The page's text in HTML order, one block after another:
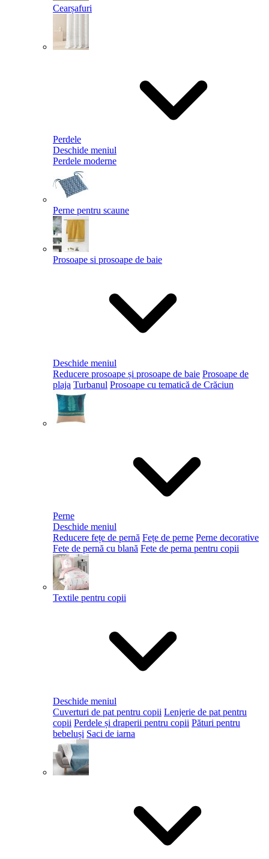
Cearșafuri
Perdele
Deschide meniul
Perdele moderne
Perne pentru scaune
Prosoape si prosoape de baie
Deschide meniul
Reducere prosoape și prosoape de baie Prosoape de
plaja Turbanul Prosoape cu tematică de Crăciun
Perne
Deschide meniul
Reducere fețe de pernă Fețe de perne Perne decorative
Fete de pernă cu blană Fete de perna pentru copii
Textile pentru copii
Deschide meniul
Cuverturi de pat pentru copii Lenjerie de pat pentru
copii Perdele și draperii pentru copii Pături pentru
bebeluși Saci de iarna